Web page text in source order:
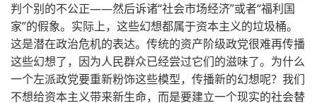
判个别的不公正——然后诉诸“社会市场经济”或者“福利国
家”的假象。实际上，这些幻想都属于资本主义的垃圾桶。
这是潜在政治危机的表达。传统的资产阶级政党很难再传播
这些幻想了，因为人民群众已经尝过它们的滋味了。为什么
一个左派政党要重新粉饰这些模型，传播新的幻想呢？我们
不想给资本主义带来新生命，而是要建立一个现实的社会替